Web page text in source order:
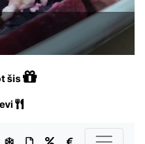
šis